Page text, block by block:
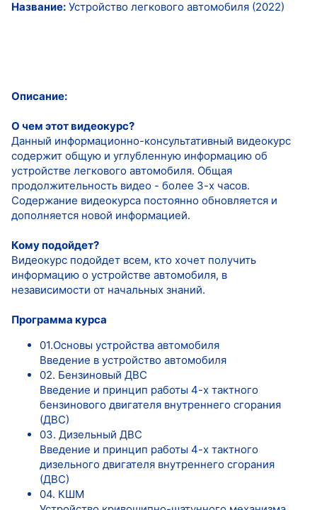
Название: Устройство легкового автомобиля (2022)
Описание:
О чем этот видеокурс?
Данный информационно-консультативный видеокурс
содержит общую и углубленную информацию об
устройстве легкового автомобиля. Общая
продолжительность видео - более 3-х часов.
Содержание видеокурса постоянно обновляется и
дополняется новой информацией.
Кому подойдет?
Видеокурс подойдет всем, кто хочет получить
информацию о устройстве автомобиля, в
независимости от начальных знаний.
Программа курса
01.Основы устройства автомобиля
Введение в устройство автомобиля
02. Бензиновый ДВС
Введение и принцип работы 4-х тактного
бензинового двигателя внутреннего сгорания
(ДВС)
03. Дизельный ДВС
Введение и принцип работы 4-х тактного
дизельного двигателя внутреннего сгорания
(ДВС)
04. КШМ